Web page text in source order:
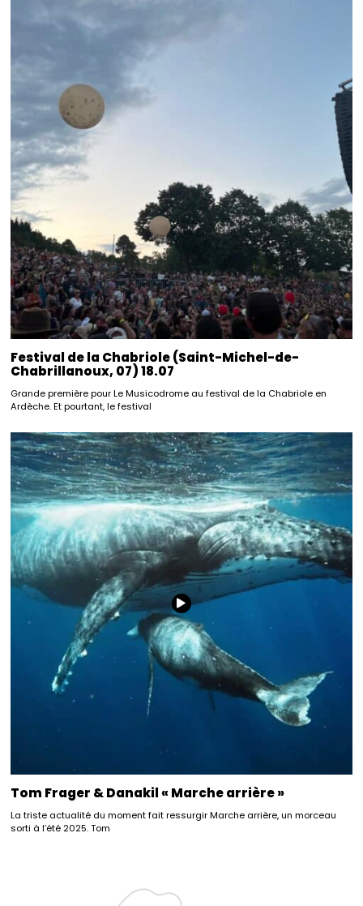
Festival de la Chabriole (Saint-Michel-de-
Chabrillanoux, 07) 18.07
Grande première pour Le Musicodrome au festival de la Chabriole en
Ardèche. Et pourtant, le festival
Tom Frager & Danakil « Marche arrière »
La triste actualité du moment fait ressurgir Marche arrière, un morceau
sorti à l’été 2025. Tom